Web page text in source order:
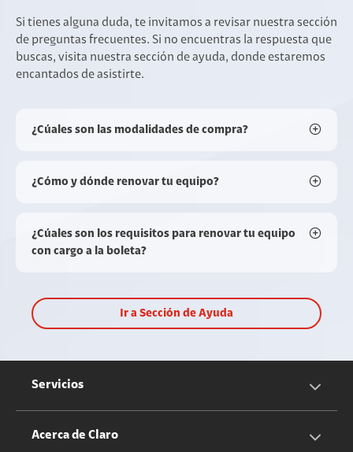
Si tienes alguna duda, te invitamos a revisar nuestra sección
de preguntas frecuentes. Si no encuentras la respuesta que
buscas, visita nuestra sección de ayuda, donde estaremos
encantados de asistirte.
¿Cúales son las modalidades de compra?
¿Cómo y dónde renovar tu equipo?
¿Cúales son los requisitos para renovar tu equipo
con cargo a la boleta?
Ir a Sección de Ayuda
Servicios
Servicios Móviles
Acerca de Claro